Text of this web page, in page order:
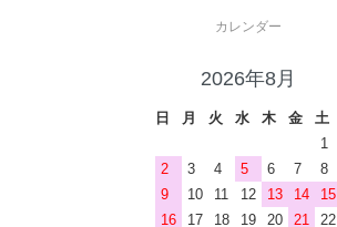
カレンダー
2026年8月
日 月 火 水 木 金
土
1
2
3 4 5 6 7
8
9
10 11 12 13 14
15
16
17 18 19 20 21 22